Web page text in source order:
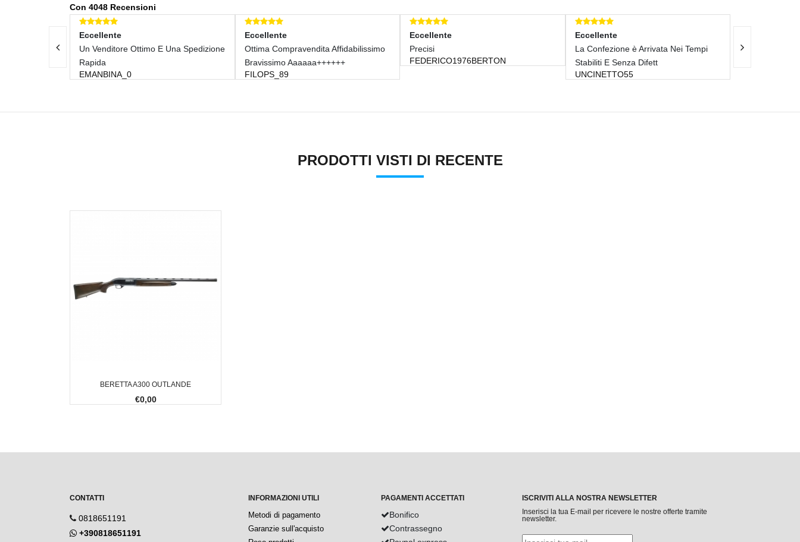
Con 4048 Recensioni
Ottimo E Una Spedizione
Ottima Compravendita Affidabilissimo
Precisi
FEDERICO1976BERTON
La Confezione è Arrivata Nei Tempi
Stabiliti E Senza Difett
Parabraccio Inconpleto. Mancava Una
Molla Per Restringerlo A
PRODOTTI VISTI DI RECENTE
BERETTA A300 OUTLANDE
€0,00
CONTATTI
0818651191
+390818651191
INFORMAZIONI UTILI
Metodi di pagamento
Garanzie sull'acquisto
PAGAMENTI ACCETTATI
Bonifico
Contrassegno
ISCRIVITI ALLA NOSTRA NEWSLETTER
Inserisci la tua E-mail per ricevere le nostre offerte tramite
newsletter.